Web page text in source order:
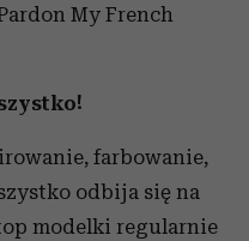
My French
farbowanie,
odbija się na
modelki regularnie